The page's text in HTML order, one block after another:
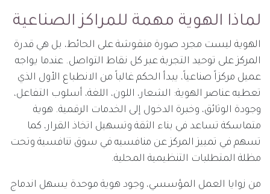
لماذا الهوية مهمة للمراكز الصناعية
الهوية ليست مجرد صورة منقوشة على الحائط، بل هي قدرة
المركز على توحيد التجربة عبر كل نقاط التواصل. عندما يواجه
عميل مركزاً صناعياً، يبدأ الحكم غالباً من الانطباع الأول الذي
تعطيه عناصر الهوية: الشعار، اللون، اللغة، أسلوب التفاعل،
وجودة الوثائق، وخبرة الدخول إلى الخدمات الرقمية. هوية
متماسكة تساعد في بناء الثقة وتسهيل اتخاذ القرار، كما
تسهم في تمييز المركز عن منافسيه في سوق تنافسية وتحت
مظلة المتطلبات التنظيمية المحلية.
من زوايا العمل المؤسسي، وجود هوية موحدة يسهل اندماج